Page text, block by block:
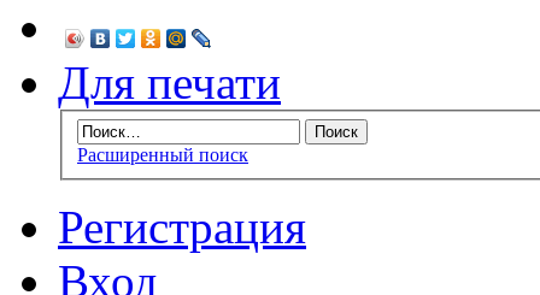
Для печати
Расширенный поиск
Регистрация
Вход